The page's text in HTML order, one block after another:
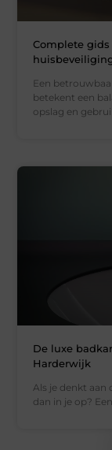
Complete
Een
betekent een
opslag en
De luxe
Harderwijk
Als je denkt aan
dan in je op?